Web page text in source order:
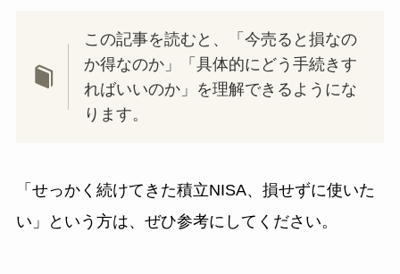
この記事を読むと、「今売ると損なの
か得なのか」「具体的にどう手続きす
ればいいのか」を理解できるようにな
ります。
「せっかく続けてきた積立NISA、損せずに使いた
い」という方は、ぜひ参考にしてください。